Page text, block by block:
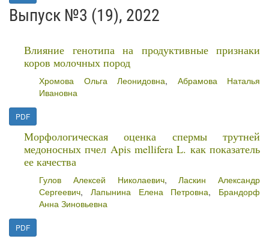
Выпуск №3 (19), 2022
Влияние генотипа на продуктивные признаки
коров молочных пород
Хромова Ольга Леонидовна, Абрамова Наталья
Ивановна
PDF
Морфологическая оценка спермы трутней
медоносных пчел Apis mellifera L. как показатель
ее качества
Гулов Алексей Николаевич,Ласкин Александр
Сергеевич, Лапынина Елена Петровна, Брандорф
Анна Зиновьевна
PDF